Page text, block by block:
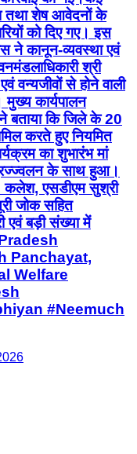
तथा शेष आवेदनों के
को दिए गए। इस
ने कानून-व्यवस्था एवं
श्री
वन्यजीवों से होने वाली
मुख्य कार्यपालन
बताया कि जिले के 20
करते हुए नियमित
का शुभारंभ मां
के साथ हुआ।
कलेश, एसडीएम सुश्री
जोक सहित
एवं बड़ी संख्या में
Panchayat,
Welfare
#Neemuch